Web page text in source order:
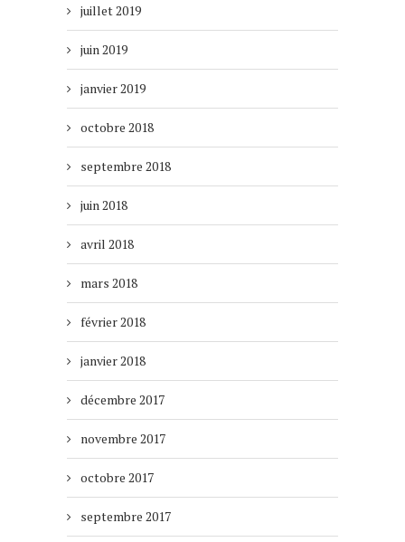
juillet 2019
juin 2019
janvier 2019
octobre 2018
septembre 2018
juin 2018
avril 2018
mars 2018
février 2018
janvier 2018
décembre 2017
novembre 2017
octobre 2017
septembre 2017